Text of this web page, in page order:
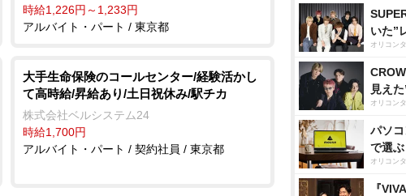
時給1,226円～1,233円
アルバイト・パート / 東京都
大手生命保険のコールセンター/経験活かし
て高時給/昇給あり/土日祝休み/駅チカ
株式会社ベルシステム24
時給1,700円
アルバイト・パート / 契約社員 / 東京都
いた”
オリコン
見え
オリコン
パソ
で選ぶ
オリコン
『